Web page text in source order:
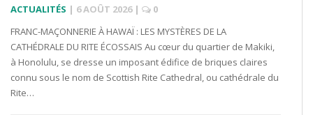
ACTUALITÉS | 6 AOÛT 2026 |
0
FRANC-MAÇONNERIE À HAWAÏ : LES MYSTÈRES DE LA
CATHÉDRALE DU RITE ÉCOSSAIS Au cœur du quartier de Makiki,
à Honolulu, se dresse un imposant édifice de briques claires
connu sous le nom de Scottish Rite Cathedral, ou cathédrale du
Rite…